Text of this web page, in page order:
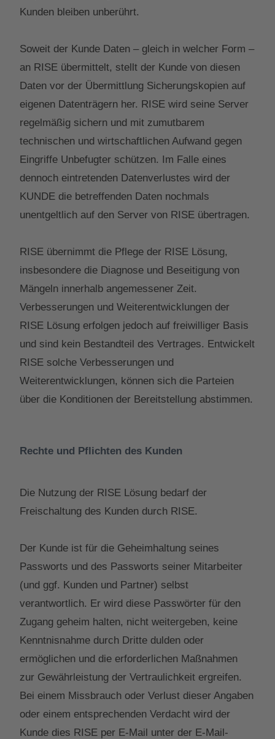
Kunden bleiben unberührt.
Soweit der Kunde Daten – gleich in welcher Form –
an RISE übermittelt, stellt der Kunde von diesen
Daten vor der Übermittlung Sicherungskopien auf
eigenen Datenträgern her. RISE wird seine Server
regelmäßig sichern und mit zumutbarem
technischen und wirtschaftlichen Aufwand gegen
Eingriffe Unbefugter schützen. Im Falle eines
dennoch eintretenden Datenverlustes wird der
KUNDE die betreffenden Daten nochmals
unentgeltlich auf den Server von RISE übertragen.
RISE übernimmt die Pflege der RISE Lösung,
insbesondere die Diagnose und Beseitigung von
Mängeln innerhalb angemessener Zeit.
Verbesserungen und Weiterentwicklungen der
RISE Lösung erfolgen jedoch auf freiwilliger Basis
und sind kein Bestandteil des Vertrages. Entwickelt
RISE solche Verbesserungen und
Weiterentwicklungen, können sich die Parteien
über die Konditionen der Bereitstellung abstimmen.
Rechte und Pflichten des Kunden
Die Nutzung der RISE Lösung bedarf der
Freischaltung des Kunden durch RISE.
Der Kunde ist für die Geheimhaltung seines
Passworts und des Passworts seiner Mitarbeiter
(und ggf. Kunden und Partner) selbst
verantwortlich. Er wird diese Passwörter für den
Zugang geheim halten, nicht weitergeben, keine
Kenntnisnahme durch Dritte dulden oder
ermöglichen und die erforderlichen Maßnahmen
zur Gewährleistung der Vertraulichkeit ergreifen.
Bei einem Missbrauch oder Verlust dieser Angaben
oder einem entsprechenden Verdacht wird der
Kunde dies RISE per E-Mail unter der E-Mail-